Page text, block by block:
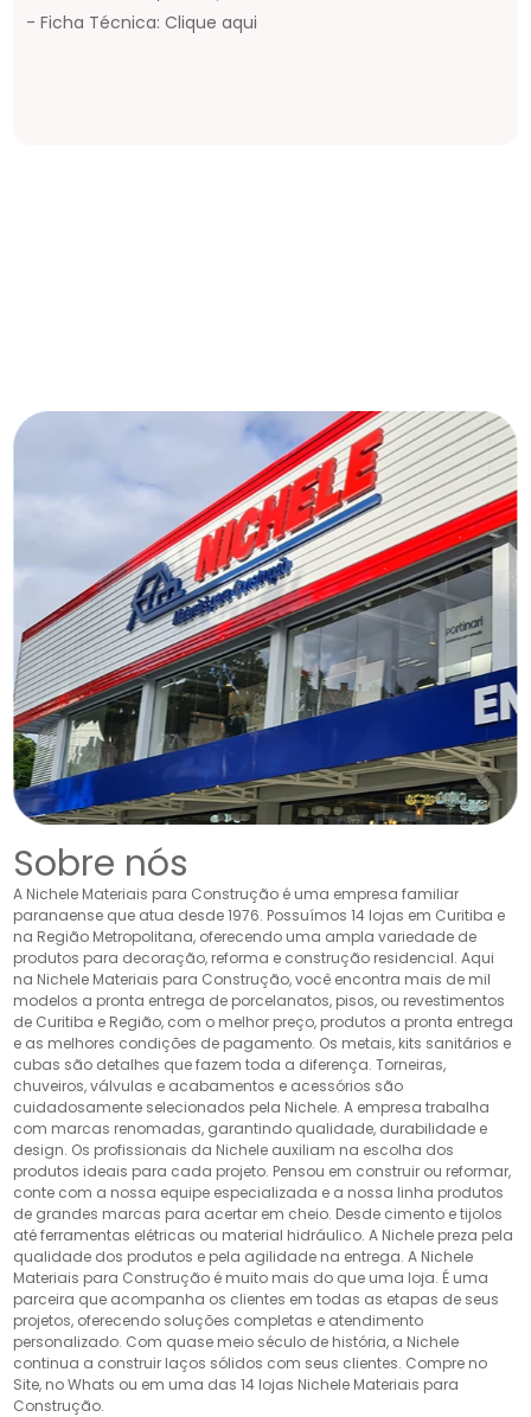
- Ficha Técnica: Clique aqui
Sobre nós
A Nichele Materiais para Construção é uma empresa familiar
paranaense que atua desde 1976. Possuímos 14 lojas em Curitiba e
na Região Metropolitana, oferecendo uma ampla variedade de
produtos para decoração, reforma e construção residencial. Aqui
na Nichele Materiais para Construção, você encontra mais de mil
modelos a pronta entrega de porcelanatos, pisos, ou revestimentos
de Curitiba e Região, com o melhor preço, produtos a pronta entrega
e as melhores condições de pagamento. Os metais, kits sanitários e
cubas são detalhes que fazem toda a diferença. Torneiras,
chuveiros, válvulas e acabamentos e acessórios são
cuidadosamente selecionados pela Nichele. A empresa trabalha
com marcas renomadas, garantindo qualidade, durabilidade e
design. Os profissionais da Nichele auxiliam na escolha dos
produtos ideais para cada projeto. Pensou em construir ou reformar,
conte com a nossa equipe especializada e a nossa linha produtos
de grandes marcas para acertar em cheio. Desde cimento e tijolos
até ferramentas elétricas ou material hidráulico. A Nichele preza pela
qualidade dos produtos e pela agilidade na entrega. A Nichele
Materiais para Construção é muito mais do que uma loja. É uma
parceira que acompanha os clientes em todas as etapas de seus
projetos, oferecendo soluções completas e atendimento
personalizado. Com quase meio século de história, a Nichele
continua a construir laços sólidos com seus clientes. Compre no
Site, no Whats ou em uma das 14 lojas Nichele Materiais para
Construção.